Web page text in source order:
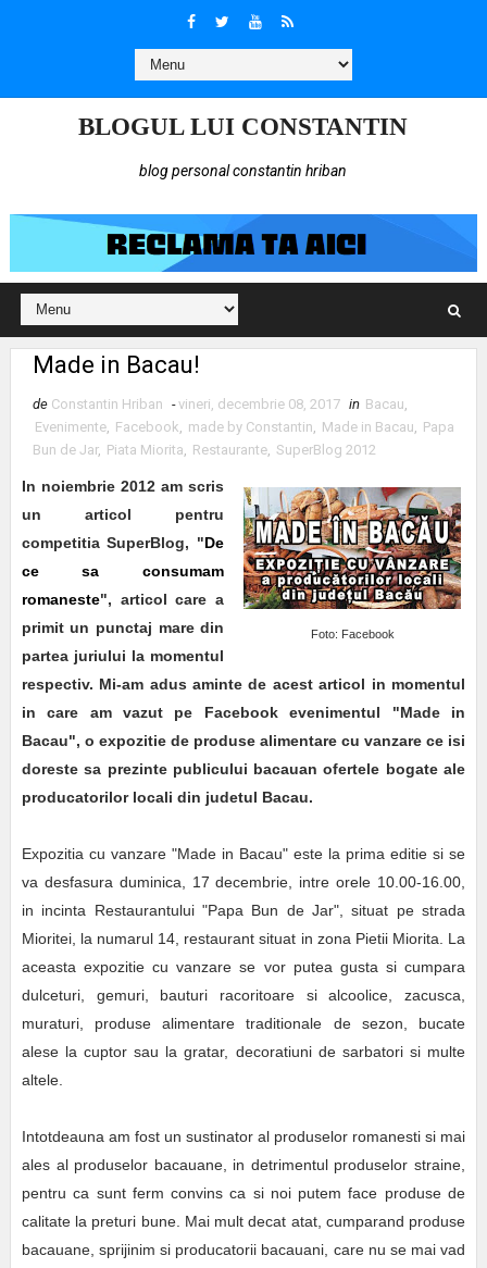
BLOGUL LUI CONSTANTIN
blog personal constantin hriban
Made in Bacau!
de Constantin Hriban - vineri, decembrie 08, 2017 in Bacau,
Evenimente, Facebook, made by Constantin, Made in Bacau, Papa
Bun de Jar, Piata Miorita, Restaurante, SuperBlog 2012
Foto: Facebook
In noiembrie 2012 am scris
un articol pentru
competitia SuperBlog, "De
ce sa consumam
romaneste", articol care a
primit un punctaj mare din
partea juriului la momentul
respectiv. Mi-am adus aminte de acest articol in momentul
in care am vazut pe Facebook evenimentul "Made in
Bacau", o expozitie de produse alimentare cu vanzare ce isi
doreste sa prezinte publicului bacauan ofertele bogate ale
producatorilor locali din judetul Bacau.
Expozitia cu vanzare "Made in Bacau" este la prima editie si se
va desfasura duminica, 17 decembrie, intre orele 10.00-16.00,
in incinta Restaurantului "Papa Bun de Jar", situat pe strada
Mioritei, la numarul 14, restaurant situat in zona Pietii Miorita. La
aceasta expozitie cu vanzare se vor putea gusta si cumpara
dulceturi, gemuri, bauturi racoritoare si alcoolice, zacusca,
muraturi, produse alimentare traditionale de sezon, bucate
alese la cuptor sau la gratar, decoratiuni de sarbatori si multe
altele.
Intotdeauna am fost un sustinator al produselor romanesti si mai
ales al produselor bacauane, in detrimentul produselor straine,
pentru ca sunt ferm convins ca si noi putem face produse de
calitate la preturi bune. Mai mult decat atat, cumparand produse
bacauane, sprijinim si producatorii bacauani, care nu se mai vad